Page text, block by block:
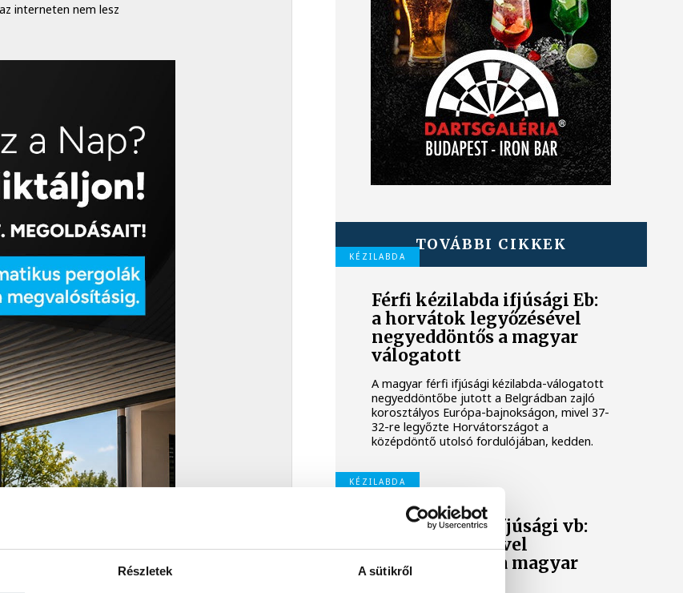
Részletek A sütikről
interneten nem lesz
TOVÁBBI CIKKEK
KÉZILABDA
Férfi kézilabda ifjúsági Eb:
a horvátok legyőzésével
negyeddöntős a magyar
válogatott
A magyar férfi ifjúsági kézilabda-válogatott
negyeddöntőbe jutott a Belgrádban zajló
korosztályos Európa-bajnokságon, mivel 37-
32-re legyőzte Horvátországot a
középdöntő utolsó fordulójában, kedden.
KÉZILABDA
Női kézilabda ifjúsági vb:
Kína legyőzésével
negyeddöntős a magyar
válogatott